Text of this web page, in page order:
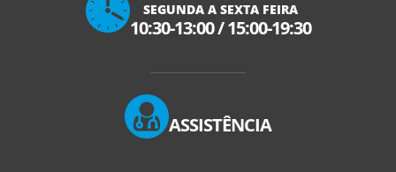
SEGUNDA A SEXTA FEIRA
10:30-13:00/15:00-19:30
ASSISTÊNCIA